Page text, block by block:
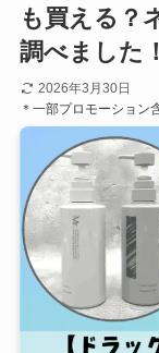
も買える？
調べました
2026年3月30日
＊一部プロモーション